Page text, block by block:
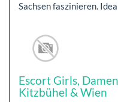
Sachsen faszinieren.
Escort Girls,
Kitzbühel & Wien